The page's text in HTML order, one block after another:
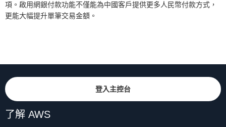
項。啟用網銀付款功能不僅能為中國客戶提供更多人民幣付款方式，
更能大幅提升單筆交易金額。
登入主控台
了解 AWS